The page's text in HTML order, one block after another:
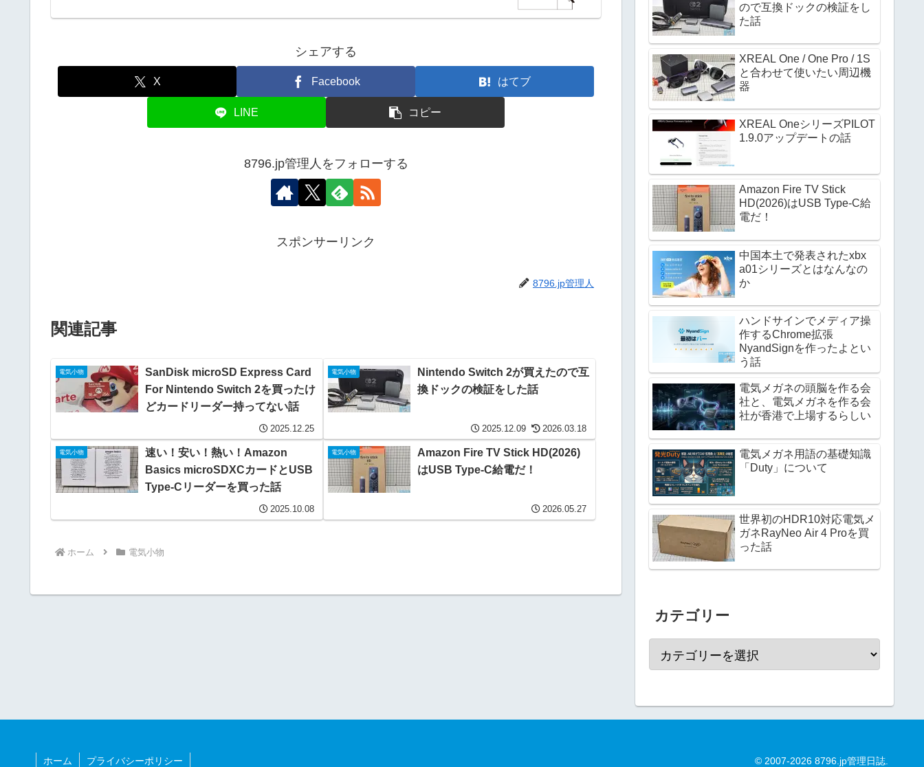
シェアする
X Facebook はてブ
LINE コピー
8796.jp管理人をフォローする
スポンサーリンク
8796.jp管理人
関連記事
電気小物
SanDisk microSD Express Card
For Nintendo Switch 2を買ったけ
どカードリーダー持ってない話
2025.12.25
電気小物
Nintendo Switch 2が買えたので互
換ドックの検証をした話
2025.12.09 2026.03.18
電気小物
速い！安い！熱い！Amazon
Basics microSDXCカードとUSB
Type-Cリーダーを買った話
2025.10.08
電気小物
Amazon Fire TV Stick HD(2026)
はUSB Type-C給電だ！
2026.05.27
ホーム 電気小物
ので互換ドックの検証をし
た話
XREAL One / One Pro / 1S
と合わせて使いたい周辺機
器
XREAL OneシリーズPILOT
1.9.0アップデートの話
Amazon Fire TV Stick
HD(2026)はUSB Type-C給
電だ！
中国本土で発表されたxbx
a01シリーズとはなんなの
か
ハンドサインでメディア操
作するChrome拡張
NyandSignを作ったよとい
う話
電気メガネの頭脳を作る会
社と、電気メガネを作る会
社が香港で上場するらしい
電気メガネ用語の基礎知識
「Duty」について
世界初のHDR10対応電気メ
ガネRayNeo Air 4 Proを買
った話
カテゴリー
ホーム プライバシーポリシー © 2007-2026 8796.jp管理日誌.